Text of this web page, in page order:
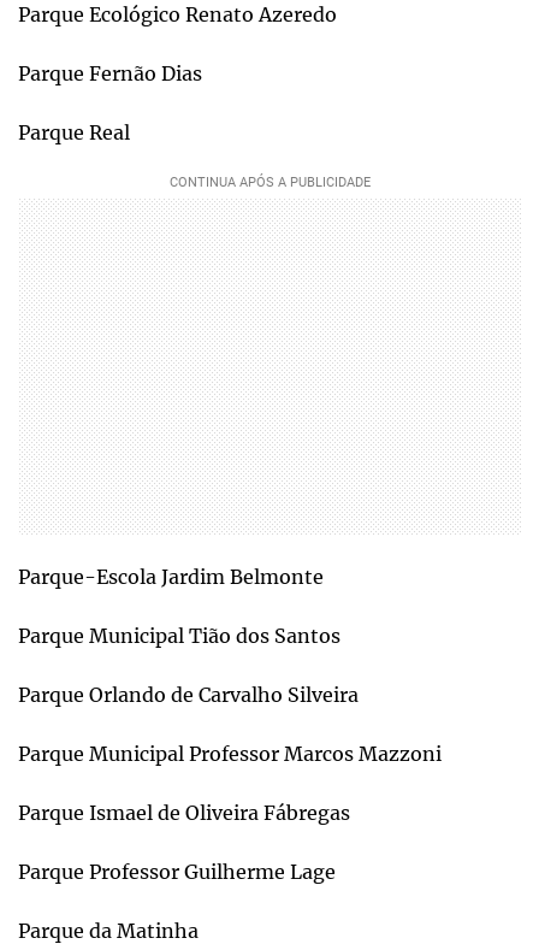
Parque Ecológico Renato Azeredo
Parque Fernão Dias
Parque Real
Parque-Escola Jardim Belmonte
Parque Municipal Tião dos Santos
Parque Orlando de Carvalho Silveira
Parque Municipal Professor Marcos Mazzoni
Parque Ismael de Oliveira Fábregas
Parque Professor Guilherme Lage
Parque da Matinha